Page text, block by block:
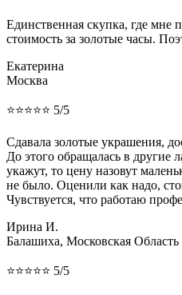
Единственная скупка, где мне
стоимость за золотые часы.
Екатерина
Москва
⭐⭐⭐⭐⭐ 5/5
Сдавала золотые украшения,
До этого обращалась в другие
укажут, то цену назовут
не было. Оценили как надо,
Чувствуется, что работаю
Ирина И.
Балашиха, Московская Область
⭐⭐⭐⭐⭐ 5/5